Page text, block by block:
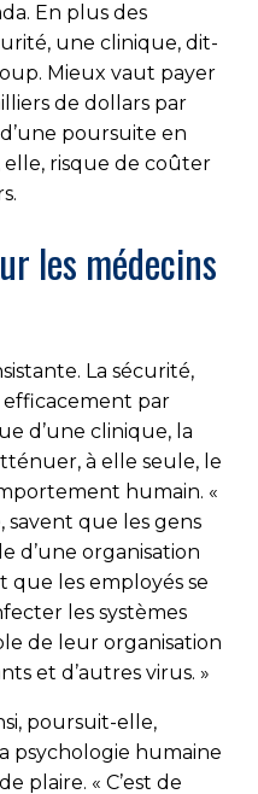
En plus des
une clinique, dit-
Mieux vaut payer
de dollars par
poursuite en
risque de coûter
les médecins
La sécurité,
par
d’une clinique, la
à elle seule, le
humain. «
savent que les gens
d’une organisation
que les employés se
les systèmes
de leur organisation
et d’autres virus. »
poursuit-elle,
psychologie humaine
plaire. « C’est de